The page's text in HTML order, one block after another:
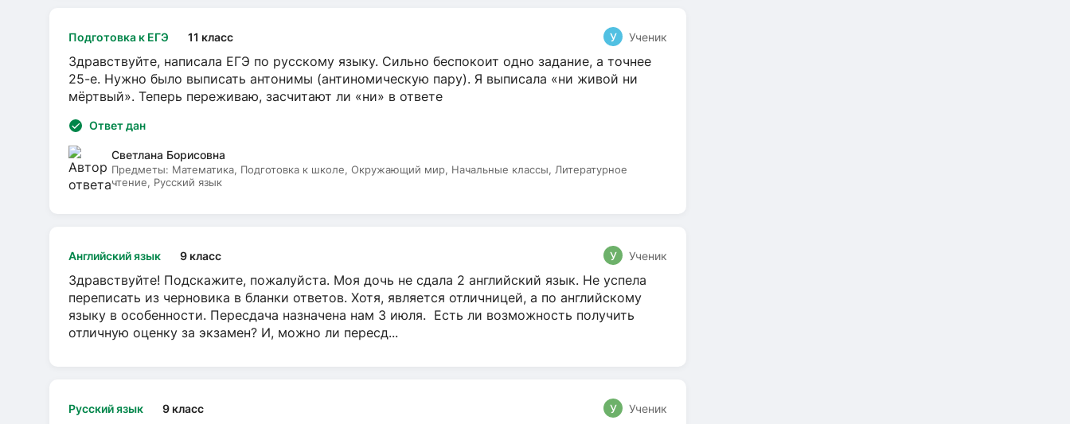
Подготовка к ЕГЭ 11 класс У Ученик
Здравствуйте, написала ЕГЭ по русскому языку. Сильно беспокоит одно задание, а точнее
25-е. Нужно было выписать антонимы (антиномическую пару). Я выписала «ни живой ни
мёртвый». Теперь переживаю, засчитают ли «ни» в ответе
Ответ дан
Светлана Борисовна
Предметы: Математика, Подготовка к школе, Окружающий мир, Начальные классы, Литературное
чтение, Русский язык
Английский язык 9 класс У Ученик
Здравствуйте! Подскажите, пожалуйста. Моя дочь не сдала 2 английский язык. Не успела
переписать из черновика в бланки ответов. Хотя, является отличницей, а по английскому
языку в особенности. Пересдача назначена нам 3 июля. Есть ли возможность получить
отличную оценку за экзамен? И, можно ли пересд...
Русский язык 9 класс У Ученик